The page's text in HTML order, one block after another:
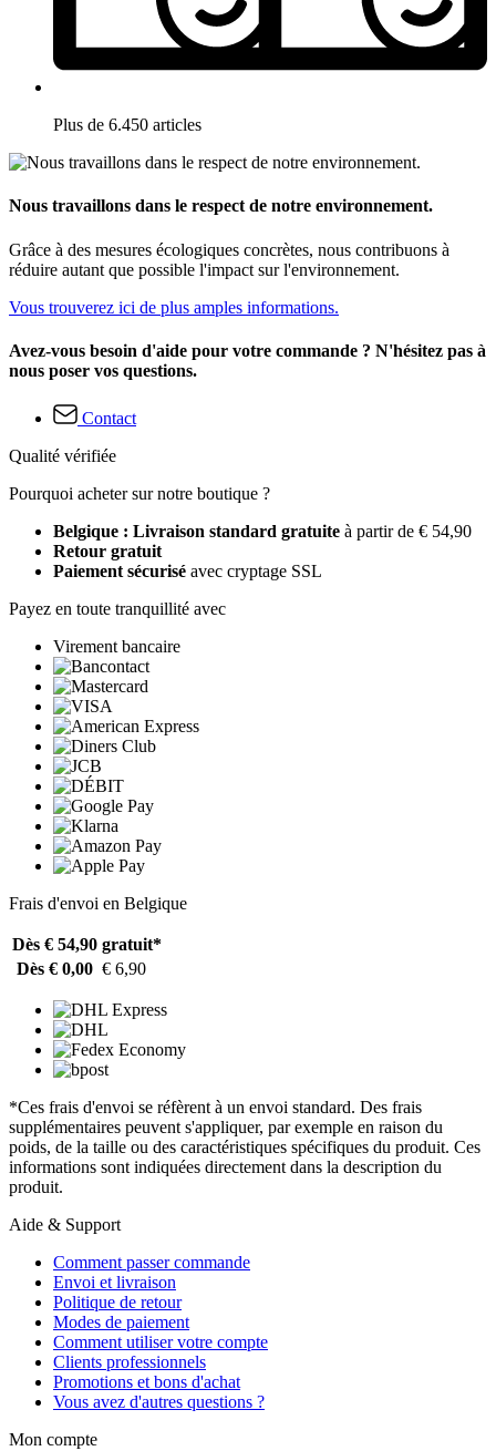
Plus de 6.450 articles
Nous travaillons dans le respect de notre environnement.
Grâce à des mesures écologiques concrètes, nous contribuons à
réduire autant que possible l'impact sur l'environnement.
Vous trouverez ici de plus amples informations.
Avez-vous besoin d'aide pour votre commande ? N'hésitez pas à
nous poser vos questions.
Contact
Qualité vérifiée
Pourquoi acheter sur notre boutique ?
Belgique : Livraison standard gratuite à partir de € 54,90
Retour gratuit
Paiement sécurisé avec cryptage SSL
Payez en toute tranquillité avec
Virement bancaire
Frais d'envoi en Belgique
Dès € 54,90 gratuit*
Dès € 0,00 € 6,90
*Ces frais d'envoi se réfèrent à un envoi standard. Des frais
supplémentaires peuvent s'appliquer, par exemple en raison du
poids, de la taille ou des caractéristiques spécifiques du produit. Ces
informations sont indiquées directement dans la description du
produit.
Aide & Support
Comment passer commande
Envoi et livraison
Politique de retour
Modes de paiement
Comment utiliser votre compte
Clients professionnels
Promotions et bons d'achat
Vous avez d'autres questions ?
Mon compte